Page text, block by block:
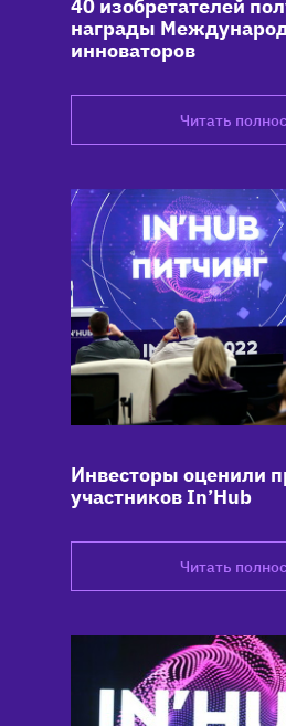
40 изобретателей
награды
инноваторов
Читать
Инвесторы оценили
участников In’Hub
Читать